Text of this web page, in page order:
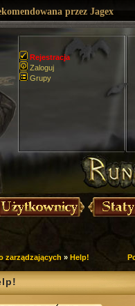
przez Jagex
Rejestracja
Zaloguj
Grupy
zarządzających » Help!